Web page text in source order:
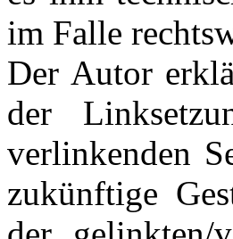
im Falle
Der Autor
der
verlinkenden
zukünftige